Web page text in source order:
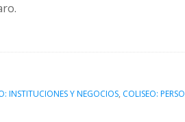
INSTITUCIONES Y NEGOCIOS, COLISEO: